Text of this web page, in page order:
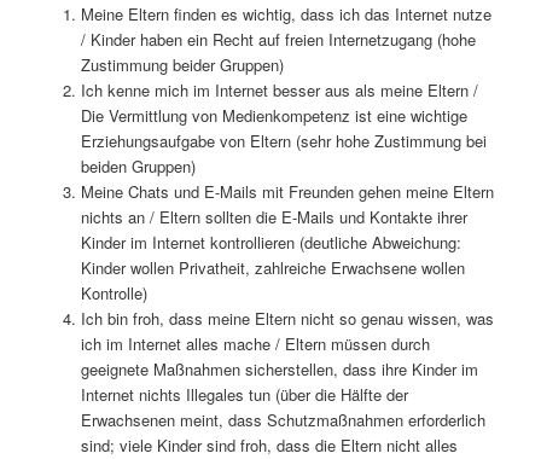
Meine Eltern finden es wichtig, dass ich das Internet nutze
/ Kinder haben ein Recht auf freien Internetzugang (hohe
Zustimmung beider Gruppen)
Ich kenne mich im Internet besser aus als meine Eltern /
Die Vermittlung von Medienkompetenz ist eine wichtige
Erziehungsaufgabe von Eltern (sehr hohe Zustimmung bei
beiden Gruppen)
Meine Chats und E-Mails mit Freunden gehen meine Eltern
nichts an / Eltern sollten die E-Mails und Kontakte ihrer
Kinder im Internet kontrollieren (deutliche Abweichung:
Kinder wollen Privatheit, zahlreiche Erwachsene wollen
Kontrolle)
Ich bin froh, dass meine Eltern nicht so genau wissen, was
ich im Internet alles mache / Eltern müssen durch
geeignete Maßnahmen sicherstellen, dass ihre Kinder im
Internet nichts Illegales tun (über die Hälfte der
Erwachsenen meint, dass Schutzmaßnahmen erforderlich
sind; viele Kinder sind froh, dass die Eltern nicht alles